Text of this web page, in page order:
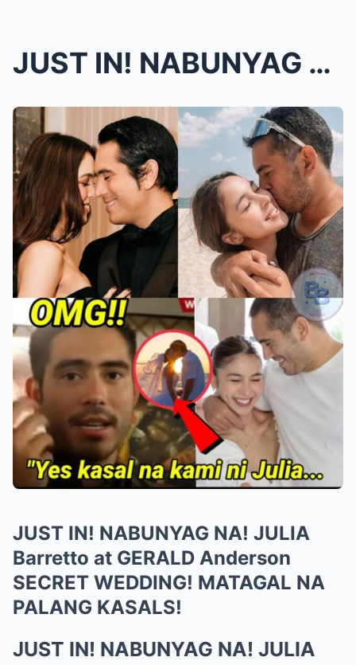
JUST IN! NABUNYAG NA! JULIA Barretto at GERALD And...
JUST IN! NABUNYAG NA! JULIA
Barretto at GERALD Anderson
SECRET WEDDING! MATAGAL NA
PALANG KASALS!
JUST IN! NABUNYAG NA! JULIA